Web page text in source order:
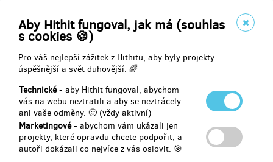
Aby Hithit fungoval, jak má (souhlas
s cookies 🍪)
Pro váš nejlepší zážitek z Hithitu, aby byly projekty
úspěšnější a svět duhovější. 🌈
Technické- aby Hithit fungoval, abychom
vás na webu neztratili a aby se neztrácely
ani vaše odměny. 🙂 (vždy aktivní)
Marketingové- abychom vám ukázali jen
projekty, které opravdu chcete podpořit, a
autoři dokázali co nejvíce z vás oslovit. 🎯
O dalších podrobnostech se dohodneme rádi přes e-mail.
Doručení odměny: na poštovní adresu, do měsíce po ukončení
projektu na Hithitu
1 500 Kč
prodáno 1
Underground club logo Hoodie